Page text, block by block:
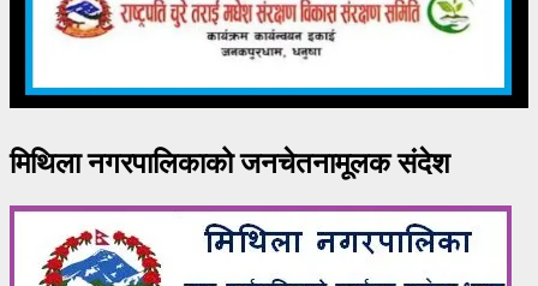
मिथिला नगरपालिकाको जनचेतनामूलक संदेश